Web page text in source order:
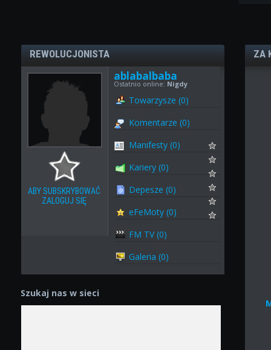
REWOLUCJONISTA
ABY SUBSKRYBOWAĆ
ZALOGUJ SIĘ
ablabalbaba
Ostatnio online: Nigdy
Towarzysze (0)
Komentarze (0)
Manifesty (0)
Kariery (0)
Depesze (0)
eFeMoty (0)
FM TV (0)
Galeria (0)
Szukaj nas w sieci
ZA